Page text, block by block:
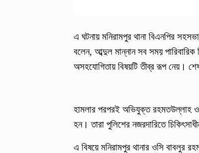
এ ঘটনায় মনিরামপুর থানা বিএনপির
বলেন, আব্দুল মান্নান সব সময়
অসহযোগিতায় বিষয়টি তীব্র রূপ নেয়।
হামলার পরপরই অভিযুক্ত রহমতউল্লাহ ও
হন। তারা পুলিশের নজরদারিতে
এ বিষয়ে মনিরামপুর থানার ওসি বাবলুর